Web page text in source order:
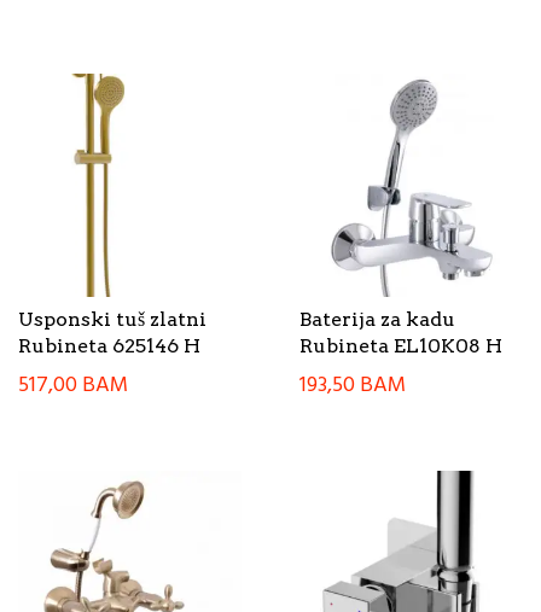
Usponski tuš zlatni
Rubineta 625146 H
517,00BAM
Baterija za kadu
Rubineta EL10K08 H
193,50BAM